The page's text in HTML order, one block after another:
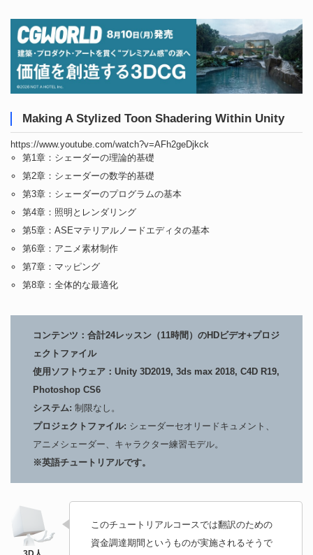
Making A Stylized Toon Shadering Within Unity
https://www.youtube.com/watch?v=AFh2geDjkck
第1章：シェーダーの理論的基礎
第2章：シェーダーの数学的基礎
第3章：シェーダーのプログラムの基本
第4章：照明とレンダリング
第5章：ASEマテリアルノードエディタの基本
第6章：アニメ素材制作
第7章：マッピング
第8章：全体的な最適化
コンテンツ：合計24レッスン（11時間）のHDビデオ+プロジ
ェクトファイル
使用ソフトウェア：Unity 3D2019, 3ds max 2018, C4D R19,
Photoshop CS6
システム: 制限なし。
プロジェクトファイル: シェーダーセオリードキュメント、
アニメシェーダー、キャラクター練習モデル。
※英語チュートリアルです。
このチュートリアルコースでは翻訳のための
資金調達期間というものが実施されるそうで